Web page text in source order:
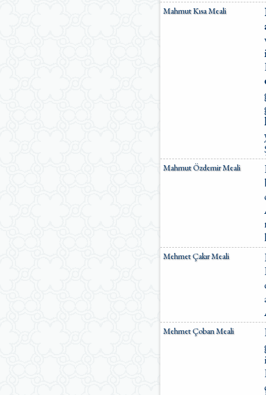
Mahmut Kısa Meali
Mahmut Özdemir Meali
Mehmet Çakır Meali
Mehmet Çoban Meali